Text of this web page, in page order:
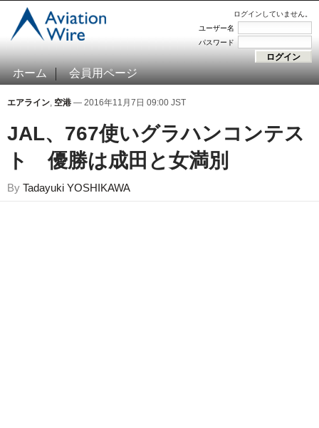
ログインしていません。
ユーザー名
パスワード
ホーム 会員用ページ
エアライン, 空港 — 2016年11月7日 09:00 JST
JAL、767使いグラハンコンテス
ト 優勝は成田と女満別
By Tadayuki YOSHIKAWA